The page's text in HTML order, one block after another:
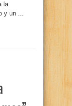
la
y un ...